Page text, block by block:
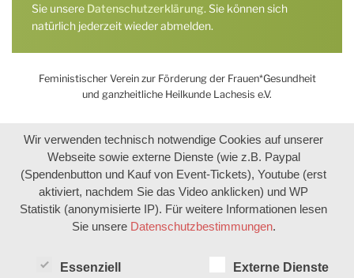
Sie unsere Datenschutzerklärung. Sie können sich
natürlich jederzeit wieder abmelden.
Feministischer Verein zur Förderung der Frauen*Gesundheit
und ganzheitliche Heilkunde Lachesis e.V.
Wir verwenden technisch notwendige Cookies auf unserer
Webseite sowie externe Dienste (wie z.B. Paypal
(Spendenbutton und Kauf von Event-Tickets), Youtube (erst
aktiviert, nachdem Sie das Video anklicken) und WP
Statistik (anonymisierte IP). Für weitere Informationen lesen
Sie unsere Datenschutzbestimmungen.
Essenziell Externe Dienste